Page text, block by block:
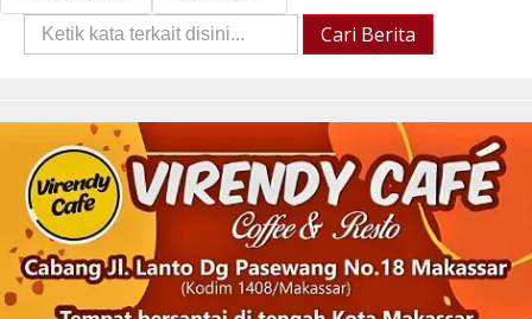
Cari
Berita::
Cari Berita